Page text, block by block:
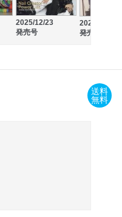
2025/12/23
発売号
2025/10/23
発売号
送料
無料